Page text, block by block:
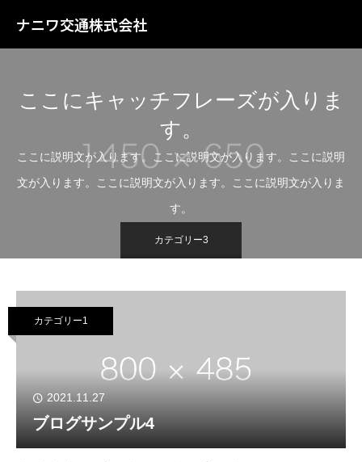
ナニワ交通株式会社
ここにキャッチフレーズが入りま
す。
ここに説明文が入ります。ここに説明文が入ります。ここに説明
文が入ります。ここに説明文が入ります。ここに説明文が入りま
す。
カテゴリー3
カテゴリー1
2021.11.27
ブログサンプル4